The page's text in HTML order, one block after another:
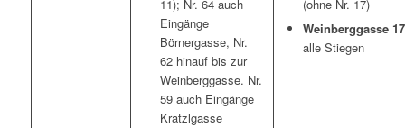
11); Nr. 64 auch
Eingänge
Börnergasse, Nr.
62 hinauf bis zur
Weinberggasse. Nr.
59 auch Eingänge
Kratzlgasse
(ohne Nr. 17)
Weinberggasse
alle Stiegen